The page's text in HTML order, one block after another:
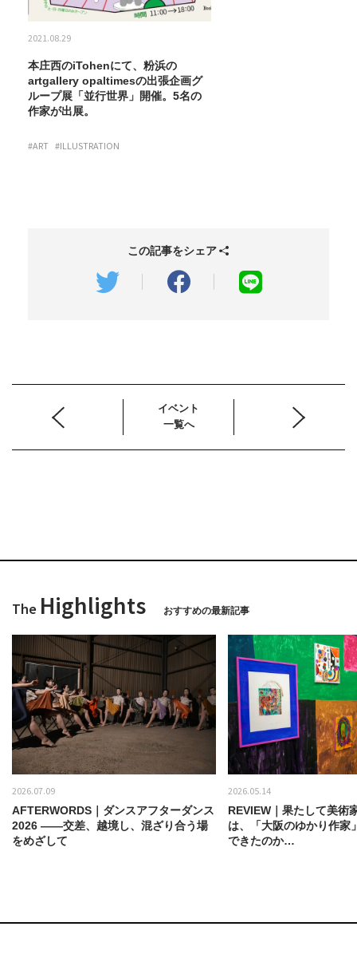
2021.08.29
本庄西のiTohenにて、粉浜の
artgallery opaltimesの出張企画グ
ループ展「並行世界」開催。5名の
作家が出展。
#ART #ILLUSTRATION
この記事をシェア
イベント
一覧へ
The Highlights おすすめの最新記事
2026.07.09
AFTERWORDS｜ダンスアフターダンス
2026 ——交差、越境し、混ざり合う場
をめざして
2026.05.14
REVIEW｜果たして美術
は、「大阪のゆかり作家
できたのか…